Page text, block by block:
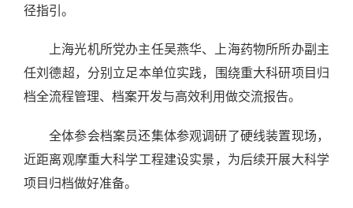
径指引。
上海光机所党办主任吴燕华、上海药物所所办副主
任刘德超，分别立足本单位实践，围绕重大科研项目归
档全流程管理、档案开发与高效利用做交流报告。
全体参会档案员还集体参观调研了硬线装置现场，
近距离观摩重大科学工程建设实景，为后续开展大科学
项目归档做好准备。